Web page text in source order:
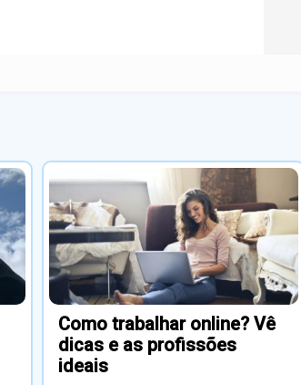
Como trabalhar online? Vê
dicas e as profissões
ideais
Dezembro 20, 2024
Profissões RelacionadasSocial
Media ManagerProfessor
OnlineJornalista DigitalInfluenciador
DigitalDigital MarketerWeb